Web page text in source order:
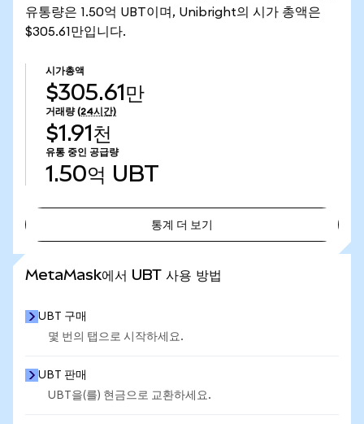
유통량은 1.50억 UBT이며, Unibright의 시가 총액은
$305.61만입니다.
시가총액
$305.61만
거래량 (24시간)
$1.91천
유통 중인 공급량
1.50억 UBT
통계 더 보기
MetaMask에서 UBT 사용 방법
UBT 구매
몇 번의 탭으로 시작하세요.
UBT 판매
UBT을(를) 현금으로 교환하세요.